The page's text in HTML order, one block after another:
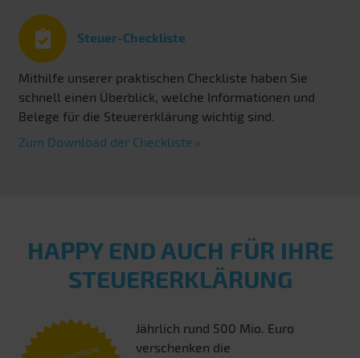
Steuer-Checkliste
Mithilfe unserer praktischen Checkliste haben Sie
schnell einen Überblick, welche Informationen und
Belege für die Steuererklärung wichtig sind.
Zum Download der Checkliste
HAPPY END AUCH FÜR IHRE
STEUERERKLÄRUNG
Jährlich rund 500 Mio. Euro
verschenken die